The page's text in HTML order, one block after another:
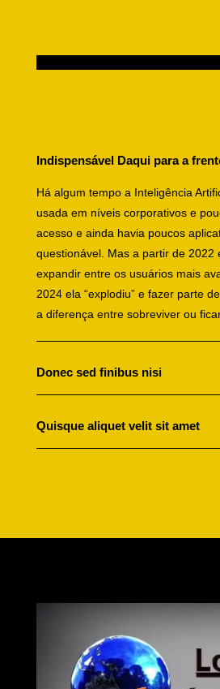
Indispensável Daqui para a
Há algum tempo a Inteligência
usada em níveis corporativos e
acesso e ainda havia poucos
questionável. Mas a partir de 2022
expandir entre os usuários mais
2024 ela “explodiu” e fazer parte
a diferença entre sobreviver ou
Donec sed finibus nisi
Quisque aliquet velit sit amet